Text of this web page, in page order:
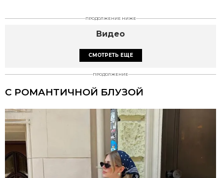
ПРОДОЛЖЕНИЕ НИЖЕ
Видео
СМОТРЕТЬ ЕЩЕ
ПРОДОЛЖЕНИЕ
С РОМАНТИЧНОЙ БЛУЗОЙ